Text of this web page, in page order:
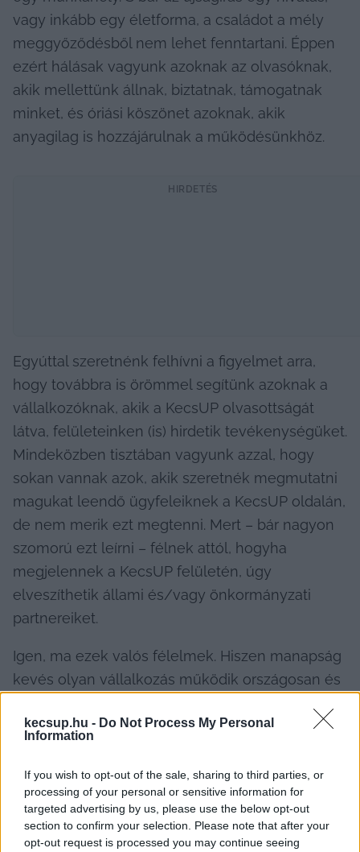
kecsup.hu - Do Not Process My Personal
Information
If you wish to opt-out of the sale, sharing to third parties, or
processing of your personal or sensitive information for
targeted advertising by us, please use the below opt-out
section to confirm your selection. Please note that after your
opt-out request is processed you may continue seeing
vagy inkább egy életforma, a családot a mély
meggyőződésből nem lehet fenntartani. Éppen
ezért hálásak vagyunk azoknak az olvasóknak,
akik mellettünk állnak, biztatnak, támogatnak
minket, és óriási köszönet azoknak, akik
anyagilag is hozzájárulnak a működésünkhöz.
HIRDETÉS
Egyúttal szeretnénk felhívni a figyelmet arra,
hogy továbbra is örömmel segítünk azoknak a
vállalkozóknak, akik a KecsUP olvasottságát
látva, felületeinken (is) hirdetik tevékenységüket.
Mindeközben tisztában vagyunk azzal, hogy
sokan vannak azok, akik szeretnék megmutatni
magukat leendő ügyfeleiknek a KecsUP oldalán,
de nem merik ezt megtenni. Mert – bár nagyon
szomorú ezt leírni – félnek attól, hogyha
megjelennek a KecsUP felületén, úgy
elveszíthetik állami és/vagy önkormányzati
partnereiket.
Igen, ma ezek valós félelmek. Hiszen manapság
kevés olyan vállalkozás működik országosan és
viszonyban olyanokkal, akik „keresztbe tehetnek
maradnak inkább az államilag – az adófizetők
pénzéből – támogatott propaganda lapoknál.
Nem azért, mert jobbnak tartják őket, hanem
mert egész egyszerűen ott kevesebb a